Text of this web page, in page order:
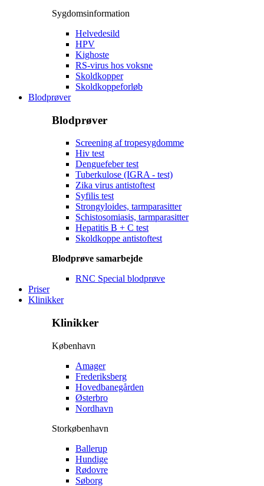
Sygdomsinformation
Helvedesild
HPV
Kighoste
RS-virus hos voksne
Skoldkopper
Skoldkoppeforløb
Blodprøver
Blodprøver
Screening af tropesygdomme
Hiv test
Denguefeber test
Tuberkulose (IGRA - test)
Zika virus antistoftest
Syfilis test
Strongyloides, tarmparasitter
Schistosomiasis, tarmparasitter
Hepatitis B + C test
Skoldkoppe antistoftest
Blodprøve samarbejde
RNC Special blodprøve
Priser
Klinikker
Klinikker
København
Amager
Frederiksberg
Hovedbanegården
Østerbro
Nordhavn
Storkøbenhavn
Ballerup
Hundige
Rødovre
Søborg